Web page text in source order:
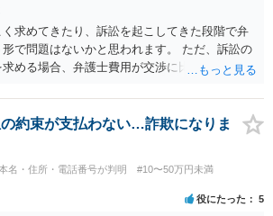
求めてきたり、訴訟を起こしてきた段階で弁
で問題はないかと思われます。 ただ、訴訟の
める場合、弁護士費用が交渉に比べて高くな
あるでしょう。
約束が支払わない…詐欺になりま
名・住所・電話番号が判明
#10〜50万円未満
役にたった 5